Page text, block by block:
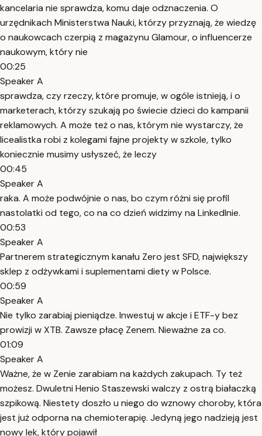
kancelaria nie sprawdza, komu daje odznaczenia. O
urzędnikach Ministerstwa Nauki, którzy przyznają, że wiedzę
o naukowcach czerpią z magazynu Glamour, o influencerze
naukowym, który nie
00:25
Speaker A
sprawdza, czy rzeczy, które promuje, w ogóle istnieją, i o
marketerach, którzy szukają po świecie dzieci do kampanii
reklamowych. A może też o nas, którym nie wystarczy, że
licealistka robi z kolegami fajne projekty w szkole, tylko
koniecznie musimy usłyszeć, że leczy
00:45
Speaker A
raka. A może podwójnie o nas, bo czym różni się profil
nastolatki od tego, co na co dzień widzimy na LinkedInie.
00:53
Speaker A
Partnerem strategicznym kanału Zero jest SFD, największy
sklep z odżywkami i suplementami diety w Polsce.
00:59
Speaker A
Nie tylko zarabiaj pieniądze. Inwestuj w akcje i ETF-y bez
prowizji w XTB. Zawsze płacę Zenem. Nieważne za co.
01:09
Speaker A
Ważne, że w Zenie zarabiam na każdych zakupach. Ty też
możesz. Dwuletni Henio Staszewski walczy z ostrą białaczką
szpikową. Niestety doszło u niego do wznowy choroby, która
jest już odporna na chemioterapię. Jedyną jego nadzieją jest
nowy lek, który pojawił